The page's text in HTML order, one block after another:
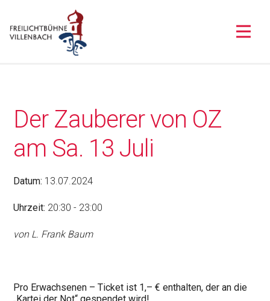
Der Zauberer von OZ
am Sa. 13 Juli
Datum: 13.07.2024
Uhrzeit: 20:30 - 23:00
von L. Frank Baum
Pro Erwachsenen – Ticket ist 1,– € enthalten, der an die